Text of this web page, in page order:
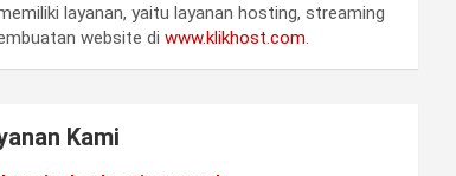
layanan, yaitu layanan hosting, streaming
website diwww.klikhost.com.
Kami